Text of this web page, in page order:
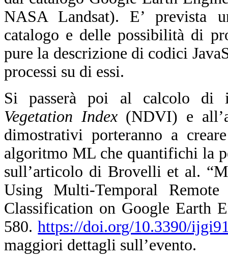
NASA Landsat). E’ prevista
catalogo e delle possibilità di
pure la descrizione di codici
processi su di essi.
Si passerà poi al calcolo
Vegetation Index(NDVI) e
dimostrativi porteranno a
algoritmo ML che quantifichi la
sull’articolo di Brovelli et al.
Using Multi-Temporal
Classification on Google Earth
580.https://doi.org/10.3390/
maggiori dettagli sull’evento.